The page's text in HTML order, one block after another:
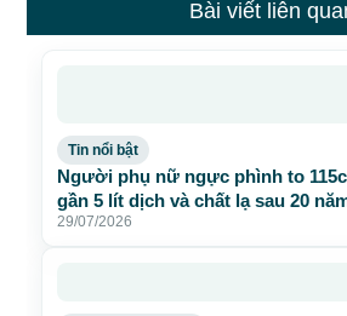
Bài viết liên
Tin nổi bật
Người phụ nữ ngực phình to
gần 5 lít dịch và chất lạ sau 20
tạo
29/07/2026